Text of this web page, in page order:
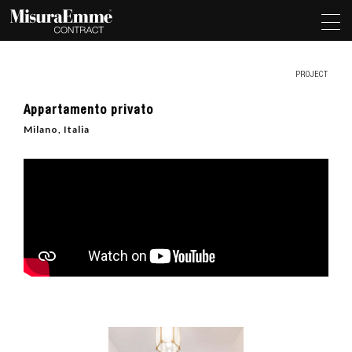
PROJECT
Appartamento privato
Milano, Italia